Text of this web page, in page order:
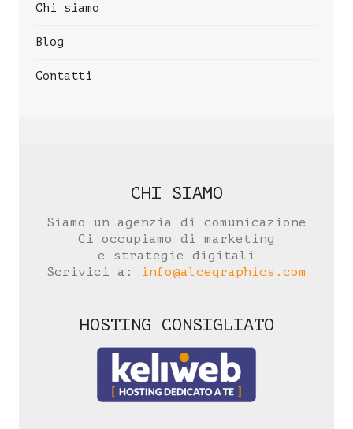
Chi siamo
Blog
Contatti
CHI SIAMO
Siamo un'agenzia di comunicazione
Ci occupiamo di marketing
e strategie digitali
Scrivici a:
info@alcegraphics.com
HOSTING CONSIGLIATO